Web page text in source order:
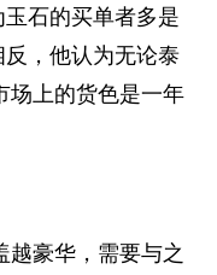
石的买单者多是
，他认为无论泰
场上的货色是一年
越豪华，需要与之